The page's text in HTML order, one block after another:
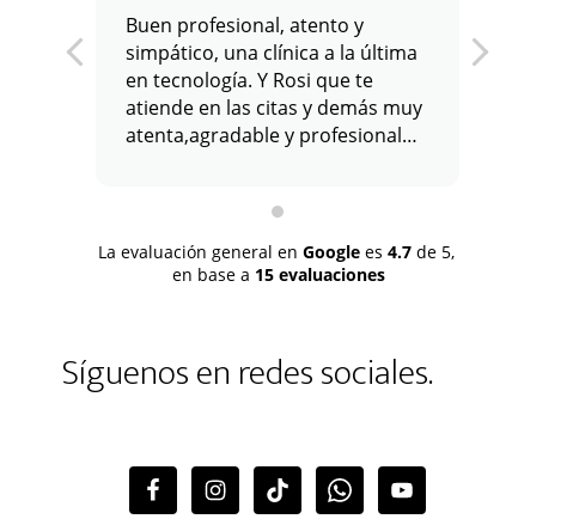
Buen profesional, atento y
simpático, una clínica a la última
en tecnología. Y Rosi que te
atiende en las citas y demás muy
atenta,agradable y profesional
La evaluación general en Google es 4.7 de 5,
en base a 15 evaluaciones
Síguenos en redes sociales.